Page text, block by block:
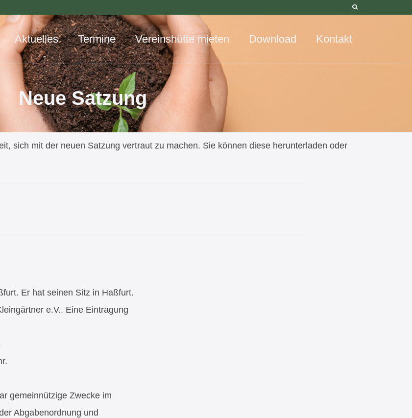
Aktuelles Termine Vereinshütte mieten Download Kontakt
Neue Satzung
sich mit der neuen Satzung vertraut zu machen. Sie können diese herunterladen oder
Er hat seinen Sitz in Haßfurt.
e.V.. Eine Eintragung
gemeinnützige Zwecke im
Abgabenordnung und